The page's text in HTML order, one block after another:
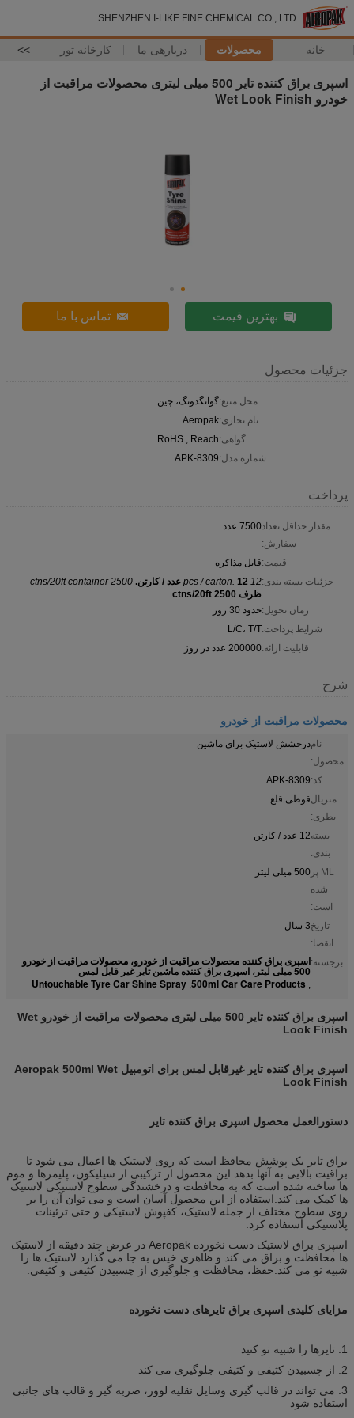
SHENZHEN I-LIKE FINE CHEMICAL CO., LTD
خانه محصولات دربارهی ما کارخانه تور >>
اسپری براق کننده تایر 500 میلی لیتری محصولات مراقبت از
خودرو Wet Look Finish
بهترین قیمت تماس با ما
جزئیات محصول
محل منبع:گوانگدونگ، چین
نام تجاری:Aeropak
گواهی:RoHS , Reach
شماره مدل:APK-8309
پرداخت
مقدار حداقل تعداد
سفارش:
7500 عدد
قیمت:قابل مذاکره
جزئیات بسته بندی:12 pcs / carton. 12 عدد / کارتن.
2500 ctns/20ft container
ظرف 2500 ctns/20ft
زمان تحویل:حدود 30 روز
شرایط پرداخت:L/C، T/T
قابلیت ارائه:200000 عدد در روز
شرح
محصولات مراقبت از خودرو
نام
محصول:
درخشش لاستیک برای ماشین
کد:APK-8309
متریال
بطری:
قوطی قلع
بسته
بندی:
12 عدد / کارتن
ML پر
شده
است:
500 میلی لیتر
تاریخ
انقضا:
3 سال
برجسته:اسپری براق کننده محصولات مراقبت از خودرو، محصولات مراقبت از خودرو
500 میلی لیتر، اسپری براق کننده ماشین تایر غیر قابل لمس
,
500ml Car Care Products
,
Untouchable Tyre Car Shine Spray
اسپری براق کننده تایر 500 میلی لیتری محصولات مراقبت از خودرو Wet
Look Finish
اسپری براق کننده تایر غیرقابل لمس برای اتومبیل Aeropak 500ml Wet
Look Finish
دستورالعمل محصول اسپری براق کننده تایر
براق تایر یک پوشش محافظ است که روی لاستیک ها اعمال می شود تا
براقیت بالایی به آنها بدهد.این محصول از ترکیبی از سیلیکون، پلیمرها و موم
ها ساخته شده است که به محافظت و درخشندگی سطوح لاستیکی لاستیک
ها کمک می کند.استفاده از این محصول آسان است و می توان آن را بر
روی سطوح مختلف از جمله لاستیک، کفپوش لاستیکی و حتی تزئینات
پلاستیکی استفاده کرد.
اسپری براق لاستیک دست نخورده Aeropak در عرض چند دقیقه از لاستیک
ها محافظت و براق می کند و ظاهری خیس به جا می گذارد.لاستیک ها را
شبیه نو می کند.حفظ، محافظت و جلوگیری از چسبیدن کثیفی و کثیفی.
مزایای کلیدی اسپری براق تایرهای دست نخورده
1. تایرها را شبیه نو کنید
2. از چسبیدن کثیفی و کثیفی جلوگیری می کند
3. می تواند در قالب گیری وسایل نقلیه لوور، ضربه گیر و قالب های جانبی
استفاده شود